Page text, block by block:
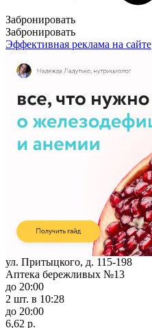
Забронировать
Забронировать
Эффективная реклама на сайте
ул. Притыцкого, д. 115-198
Аптека бережливых №13
до 20:00
2 шт. в 10:28
до 20:00
6,62 р.